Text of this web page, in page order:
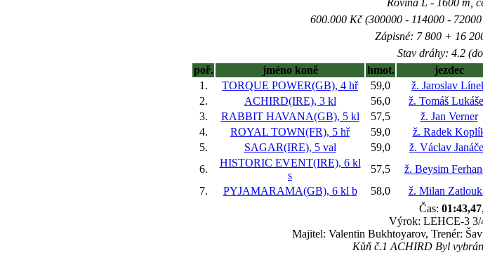
Rovina L - 1600 m,
600.000 Kč (300000 - 114000 -
Zápisné: 7 800 + 16
Stav dráhy: 4.2
poř.
jméno koně hmot. jezdec
1.
TORQUE POWER(GB), 4 hř 59,0 ž. Jaroslav
2.
ACHIRD(IRE), 3 kl 56,0 ž. Tomáš
3.
RABBIT HAVANA(GB), 5 kl 57,5 ž. Jan Verner
4.
ROYAL TOWN(FR), 5 hř 59,0 ž. Radek
5.
SAGAR(IRE), 5 val 59,0 ž. Václav
6.
HISTORIC EVENT(IRE), 6 kl
s
57,5 ž. Beysim
7.
PYJAMARAMA(GB), 6 kl b 58,0 ž. Milan
Čas: 01:43,47
Výrok: LEHCE-3 3/
Majitel: Valentin Bukhtoyarov, Trenér:
Kůň č.1 ACHIRD Byl